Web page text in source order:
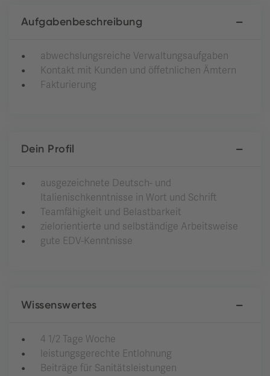
Aufgabenbeschreibung
abwechslungsreiche Verwaltungsaufgaben
Kontakt mit Kunden und öffetnlichen Ämtern
Fakturierung
Dein Profil
ausgezeichnete Deutsch- und
Italienischkenntnisse in Wort und Schrift
Teamfähigkeit und Belastbarkeit
zielorientierte und selbständige Arbeitsweise
gute EDV-Kenntnisse
Wissenswertes
4 1/2 Tage Woche
leistungsgerechte Entlohnung
Beiträge für Sanitätsleistungen